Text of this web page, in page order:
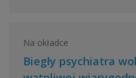
Na okładce
Biegły psychiatra